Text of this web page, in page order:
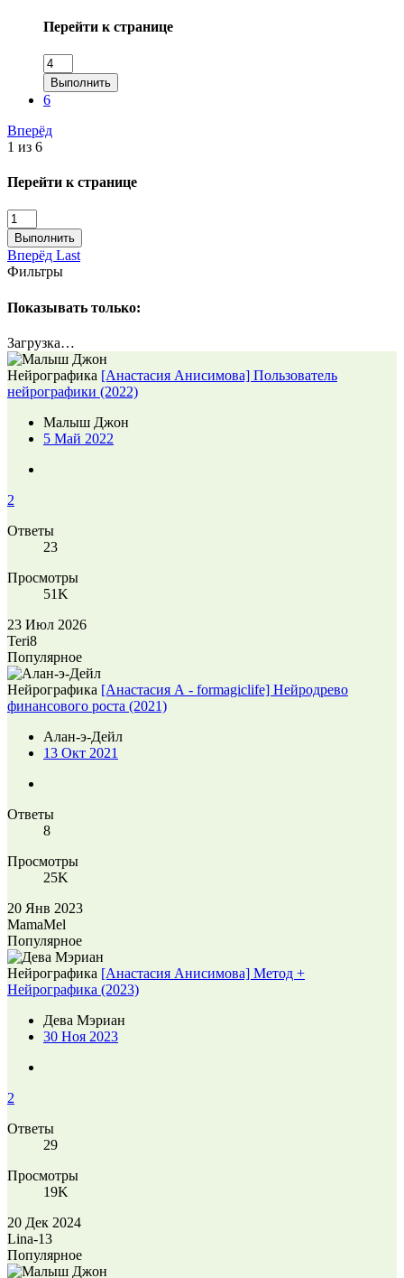
Перейти к странице
Выполнить
6
Вперёд
1 из 6
Перейти к странице
Выполнить
Вперёд Last
Фильтры
Показывать только:
Загрузка…
Нейрографика [Анастасия Анисимова] Пользователь
нейрографики (2022)
Малыш Джон
5 Май 2022
2
Ответы
23
Просмотры
51K
23 Июл 2026
Teri8
Популярное
Нейрографика [Анастасия А - formagiclife] Нейродрево
финансового роста (2021)
Алан-э-Дейл
13 Окт 2021
Ответы
8
Просмотры
25K
20 Янв 2023
MamaMel
Популярное
Нейрографика [Анастасия Анисимова] Метод +
Нейрографика (2023)
Дева Мэриан
30 Ноя 2023
2
Ответы
29
Просмотры
19K
20 Дек 2024
Lina-13
Популярное